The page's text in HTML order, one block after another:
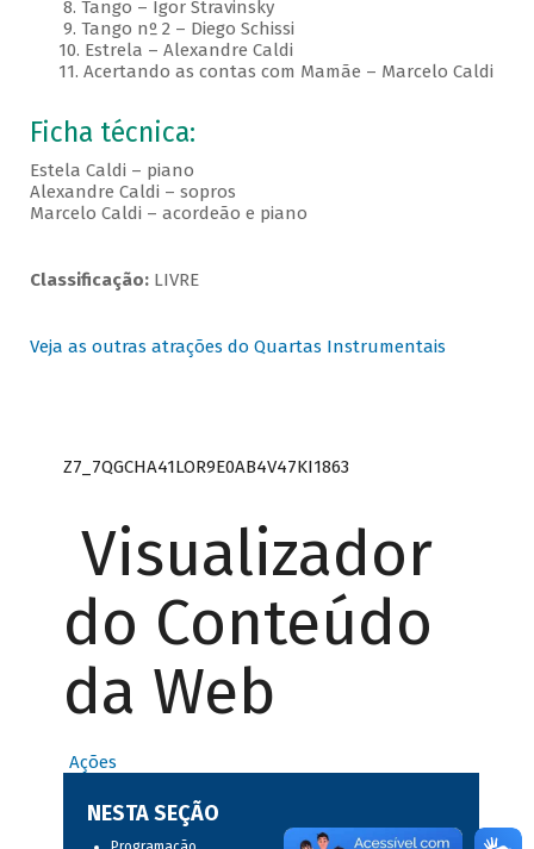
8. Tango – Igor Stravinsky
9. Tango nº 2 – Diego Schissi
10. Estrela – Alexandre Caldi
11. Acertando as contas com Mamãe – Marcelo Caldi
Ficha técnica:
Estela Caldi – piano
Alexandre Caldi – sopros
Marcelo Caldi – acordeão e piano
Classificação:LIVRE
Veja as outras atrações do Quartas Instrumentais
Z7_7QGCHA41LOR9E0AB4V47KI1863
Visualizador
do Conteúdo
da Web
Ações
NESTA SEÇÃO